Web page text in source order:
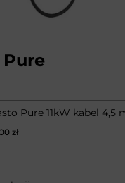
Pure 11kW kabel 4,5
zł